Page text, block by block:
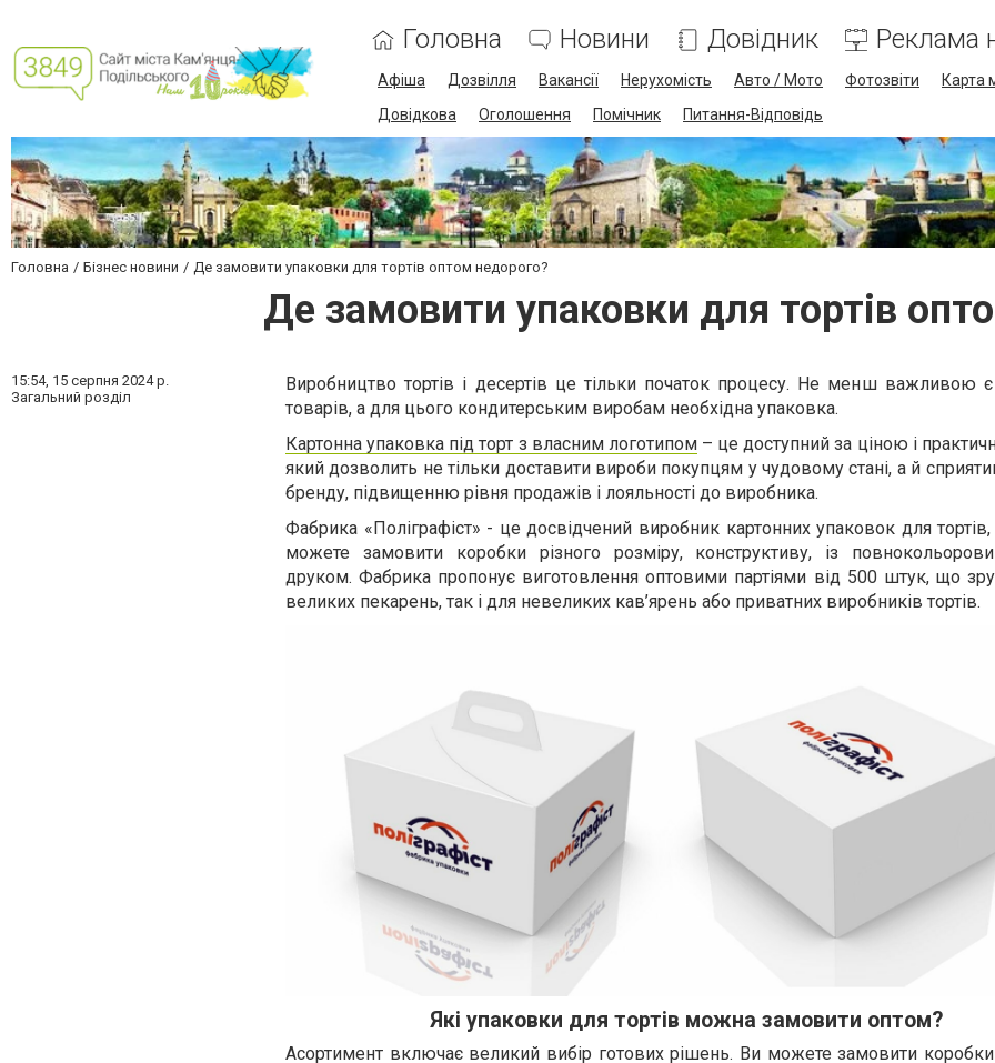
Головна Новини Довідник Реклама
Афіша Дозвілля Вакансії Нерухомість Авто / Мото Фотозвіти Карта
Довідкова
Оголошення Помічник Питання-Відповідь
Головна Бізнес новини Де замовити упаковки для тортів оптом недорого?
Де замовити упаковки для тортів
15:54, 15 серпня 2024 р.
Загальний розділ
Виробництво тортів і десертів це тільки початок процесу. Не менш важливою є
товарів, а для цього кондитерським виробам необхідна упаковка.
Картонна упаковка під торт з власним логотипом– це доступний за ціною і
який дозволить не тільки доставити вироби покупцям у чудовому стані, а й
бренду, підвищенню рівня продажів і лояльності до виробника.
Фабрика «Поліграфіст» - це досвідчений виробник картонних упаковок для
можете замовити коробки різного розміру, конструктиву, із
друком. Фабрика пропонує виготовлення оптовими партіями від 500 штук, що
великих пекарень, так і для невеликих кав’ярень або приватних виробників тортів.
Які упаковки для тортів можна замовити оптом?
Асортимент включає великий вибір готових рішень. Ви можетезамовити коробки